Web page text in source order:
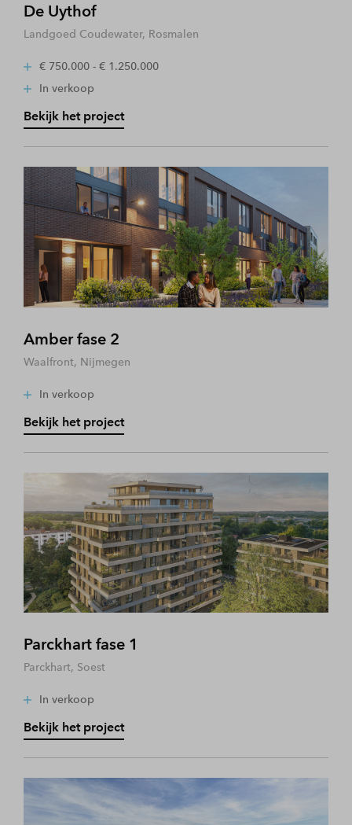
De Uythof
Landgoed Coudewater, Rosmalen
€ 750.000 - € 1.250.000
In verkoop
Bekijk het project
Amber fase 2
Waalfront, Nijmegen
In verkoop
Bekijk het project
Parckhart fase 1
Parckhart, Soest
In verkoop
Bekijk het project